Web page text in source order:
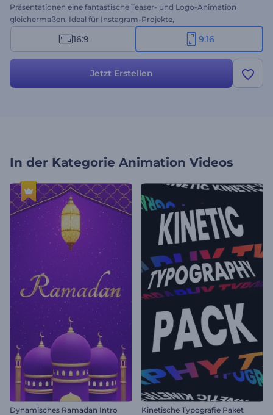
Präsentationen eine fantastische Teaser- und Logo-Animation
gleichermaßen. Ideal für Instagram-Projekte,
Unternehmenspräsentationen, YouTube-Videos und vieles mehr!
Gewinnen Sie Ihr Publikum und erreichen Sie die Ziele Ihrer
16:9 9:16
Jetzt Erstellen
In der Kategorie Animation Videos
Dynamisches Ramadan Intro Kinetische Typografie Paket